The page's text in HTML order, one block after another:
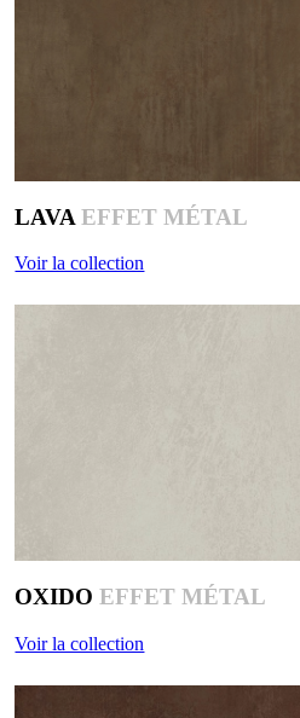
LAVAEFFET MÉTAL
Voir la collection
OXIDOEFFET MÉTAL
Voir la collection